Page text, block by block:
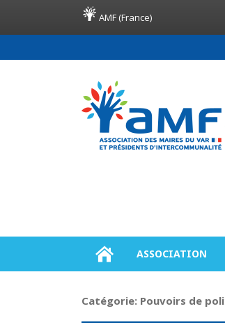
AMF (France)
ASSOCIATION
Catégorie: Pouvoirs de